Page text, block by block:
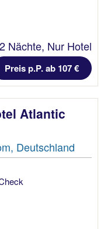
2 Nächte, Nur Hotel
Preis p.P. ab 107 €
Atlantic
Deutschland